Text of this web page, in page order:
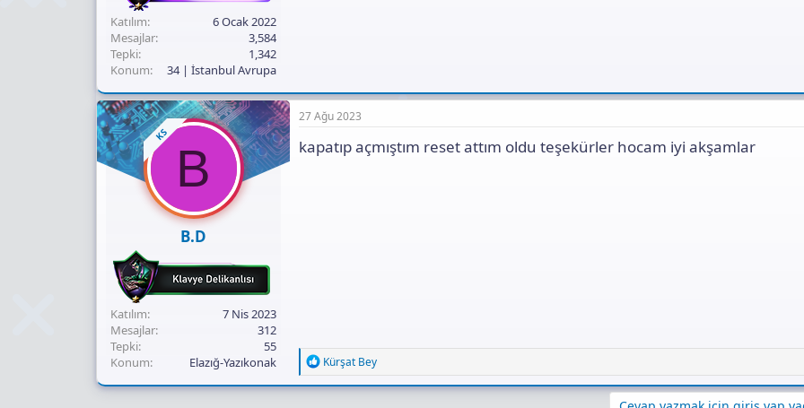
Katılım
6 Ocak 2022
Mesajlar
3,584
Tepki
1,342
Konum
34 | İstanbul Avrupa
KS
B
B.D
Katılım
7 Nis 2023
Mesajlar
312
Tepki
55
Konum
Elazığ-Yazıkonak
27 Ağu 2023
kapatıp açmıştım reset attım oldu teşekürler hocam iyi akşamlar
R
e
a
Kürşat Bey